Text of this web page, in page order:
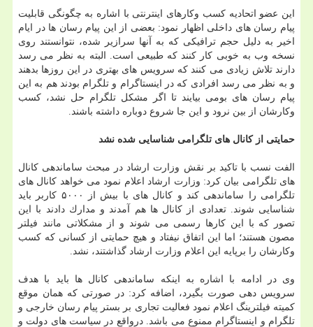
این عضو اتحادیه كسب وكارهای اینترنتی با اشاره به چگونگی قابلیت
پیام رسان های داخلی اظهار نمود: بعضی از این پیام رسان ها در ایام
اخیر به دلیل حجم ترافیكی كه به آنها سرازیر شده، نتوانستند روی
نسخه وب به خوبی كار كنند كه طبیعی است. البته به نظر می رسد
دارند تلاش زیادی می كنند كه سرویس های بهتری در این روزها بدهند
و به نظر می رسد افرادی كه در اینستاگرام و تلگرام بودند هم به این
پیام رسان های بومی بیایند تا اگر مشكل تلگرام حل نشد، كسب
وكارشان از بین نرود و این جا شروع دوباره داشته باشند.
حمایتی از كانال های تلگرامی شناسایی شده نشد
الفت نسب با تاكید بر نقش وزارت ارشاد در مبحث ساماندهی كانال
های تلگرامی بیان كرد: وزارت ارشاد اعلام نمود می خواهد كانال های
تلگرامی را ساماندهی كند و كانال های با بیش از ۵۰۰۰ كاربر باید
شناسایی شوند. تعدادی از كانال ها هم آمدند و مدارك دادند با این
تصور كه با این كارها رسمی می شوند و از مشكلاتی مانند فیلتر
مصون هستند؛ اما این اتفاق نیفتاد و هیچ حمایتی از كسانی كه كسب
وكارشان را برپایه این اعلام وزارت ارشاد گذاشتند، نشد.
وی در ادامه با اشاره به اینكه ساماندهی كانال ها باید با هدف
سرویس دهی صورت بگیرد، اضافه كرد: در صورتی كه همان موقع
كمیته فیلترینگ اعلام نمود فعالیت تجاری بر بستر پیام رسان خارجی و
تلگرام و اینستاگرام ممنوع می باشد. درواقع در سیاست های دولت و